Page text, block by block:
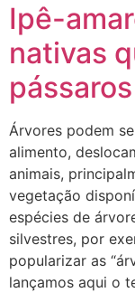
Ipê-
nativas
pássaros
Árvores podem
alimento,
animais,
vegetação
espécies de
silvestres, por
popularizar as
lançamos aqui o